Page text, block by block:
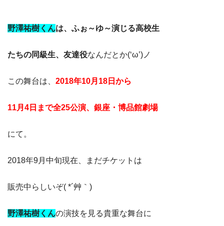
野澤祐樹くんは、ふぉ～ゆ～演じる高校生
たちの同級生、友達役なんだとか(‘ω’)ノ
この舞台は、 2018年10月18日から
11月4日まで全25公演、銀座・博品館劇場
にて。
2018年9月中旬現在、まだチケットは
販売中らしいぞ( *´艸｀)
野澤祐樹くんの演技を見る貴重な舞台に